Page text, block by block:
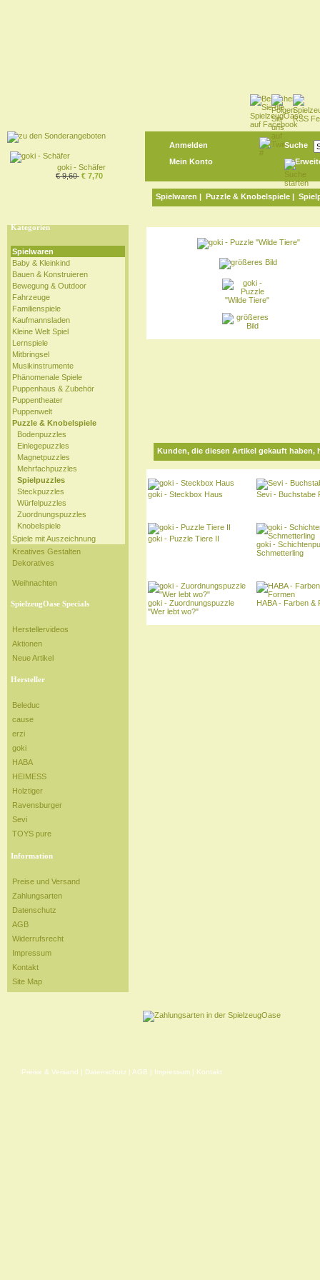
goki - Schäfer
€ 9,60 € 7,70
Anmelden
Mein Konto
Suche
Spielwaren | Puzzle & Knobelspiele |
Kategorien
Spielwaren
Baby & Kleinkind
Bauen & Konstruieren
Bewegung & Outdoor
Fahrzeuge
Familienspiele
Kaufmannsladen
Kleine Welt Spiel
Lernspiele
Mitbringsel
Musikinstrumente
Phänomenale Spiele
Puppenhaus & Zubehör
Puppentheater
Puppenwelt
Puzzle & Knobelspiele
Bodenpuzzles
Einlegepuzzles
Magnetpuzzles
Mehrfachpuzzles
Spielpuzzles
Steckpuzzles
Würfelpuzzles
Zuordnungspuzzles
Knobelspiele
Spiele mit Auszeichnung
Kreatives Gestalten
Dekoratives
Weihnachten
SpielzeugOase Specials
Herstellervideos
Aktionen
Neue Artikel
Hersteller
Beleduc
cause
erzi
goki
HABA
HEIMESS
Holztiger
Ravensburger
Sevi
TOYS pure
Information
Preise und Versand
Zahlungsarten
Datenschutz
AGB
Widerrufsrecht
Impressum
Kontakt
Site Map
Kunden, die diesen Artikel gekauft
goki - Steckbox Haus Sevi - Buchstabe
goki - Puzzle Tiere II
goki -
Schmetterling
goki - Zuordnungspuzzle
"Wer lebt wo?"
HABA - Farben &
Preise & Versand | Datenschutz | AGB | Impressum | Kontakt